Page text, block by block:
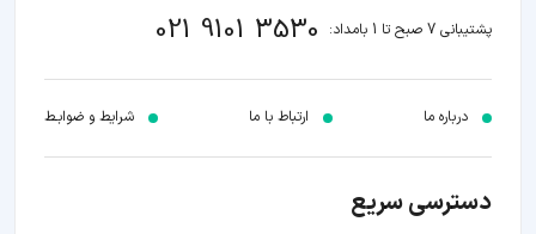
پشتیبانی 7 صبح تا 1 بامداد: 021 9101 3530
درباره ما ارتباط با ما شرایط و ضوابـط
دسترسی سریع